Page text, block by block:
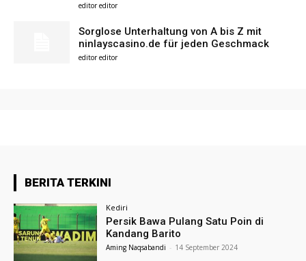
editor editor
Sorglose Unterhaltung von A bis Z mit
ninlayscasino.de für jeden Geschmack
editor editor
BERITA TERKINI
Kediri
Persik Bawa Pulang Satu Poin di
Kandang Barito
Aming Naqsabandi - 14 September 2024